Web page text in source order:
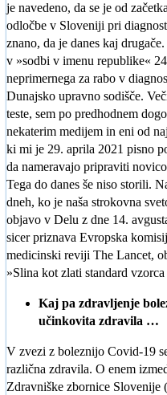
je navedeno, da se je od
odločbe v Sloveniji pri
znano, da je danes kaj
v »sodbi v imenu republike«
neprimernega za rabo v
Dunajsko upravno sodišče.
teste, sem po predhodnem
nekaterim medijem in eni od
ki mi je 29. aprila 2021 pisno
da nameravajo pripraviti
Tega do danes še niso storili.
dneh, ko je naša strokovna
objavo v Delu z dne 14.
sicer priznava Evropska
medicinski reviji The Lancet,
»Slina kot zlati standard
Kaj pa zdravljenje
učinkovita zdravila …
V zvezi z boleznijo Covid-19
različna zdravila. O enem
Zdravniške zbornice